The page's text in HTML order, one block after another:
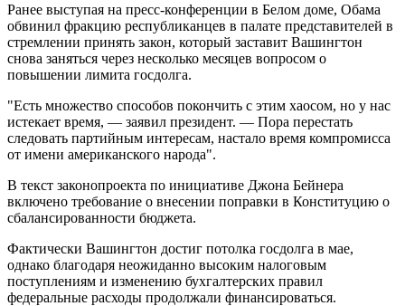
Ранее выступая на пресс-конференции в Белом доме, Обама
обвинил фракцию республиканцев в палате представителей в
стремлении принять закон, который заставит Вашингтон
снова заняться через несколько месяцев вопросом о
повышении лимита госдолга.
"Есть множество способов покончить с этим хаосом, но у нас
истекает время, — заявил президент. — Пора перестать
следовать партийным интересам, настало время компромисса
от имени американского народа".
В текст законопроекта по инициативе Джона Бейнера
включено требование о внесении поправки в Конституцию о
сбалансированности бюджета.
Фактически Вашингтон достиг потолка госдолга в мае,
однако благодаря неожиданно высоким налоговым
поступлениям и изменению бухгалтерских правил
федеральные расходы продолжали финансироваться.